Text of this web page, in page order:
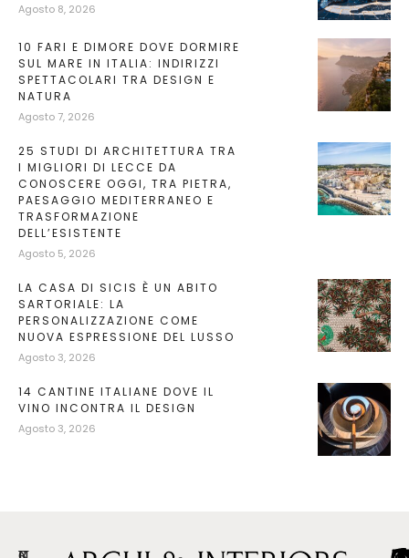
Agosto 8, 2026
10 FARI E DIMORE DOVE DORMIRE
SUL MARE IN ITALIA: INDIRIZZI
SPETTACOLARI TRA DESIGN E
NATURA
Agosto 7, 2026
25 STUDI DI ARCHITETTURA TRA
I MIGLIORI DI LECCE DA
CONOSCERE OGGI, TRA PIETRA,
PAESAGGIO MEDITERRANEO E
TRASFORMAZIONE
DELL’ESISTENTE
Agosto 5, 2026
LA CASA DI SICIS È UN ABITO
SARTORIALE: LA
PERSONALIZZAZIONE COME
NUOVA ESPRESSIONE DEL LUSSO
Agosto 3, 2026
14 CANTINE ITALIANE DOVE IL
VINO INCONTRA IL DESIGN
Agosto 3, 2026